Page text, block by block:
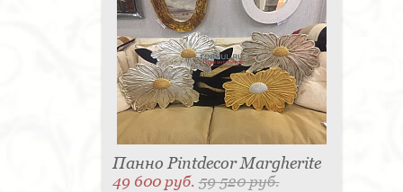
Панно Pintdecor Margherite
49 600 руб.59 520 руб.